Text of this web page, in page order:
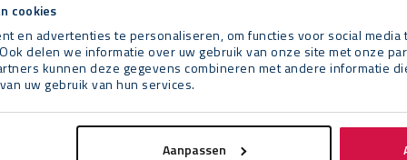
cookies
en advertenties te personaliseren, om functies voor social media
delen we informatie over uw gebruik van onze site met onze
kunnen deze gegevens combineren met andere informatie
uw gebruik van hun services.
Aanpassen
Technische brochure Evolution II thermodak
Technische brochure Evolution II vast dak